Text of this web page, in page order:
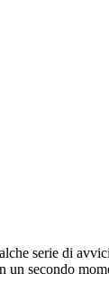
serie di
secondo